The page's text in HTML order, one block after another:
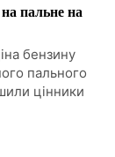
пальне на
бензину
пального
цінники